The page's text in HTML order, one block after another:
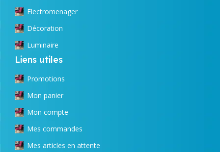
Electromenager
Décoration
Luminaire
Liens utiles
Promotions
Mon panier
Mon compte
Mes commandes
Mes articles en attente